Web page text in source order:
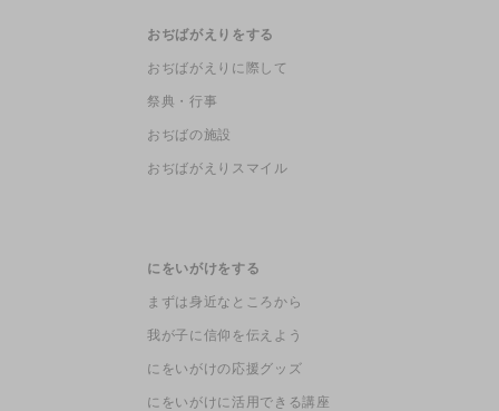
おぢばがえりをする
おぢばがえりに際して
祭典・行事
おぢばの施設
おぢばがえりスマイル
にをいがけをする
まずは身近なところから
我が子に信仰を伝えよう
にをいがけの応援グッズ
にをいがけに活用できる講座